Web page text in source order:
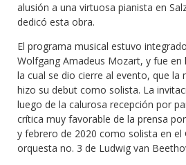
alusión a una virtuosa pianista en
dedicó esta obra.
El programa musical estuvo
Wolfgang Amadeus Mozart, y fue en
la cual se dio cierre al evento, que la
hizo su debut como solista. La
luego de la calurosa recepción por
crítica muy favorable de la prensa
y febrero de 2020 como solista en el
orquesta no. 3 de Ludwig van